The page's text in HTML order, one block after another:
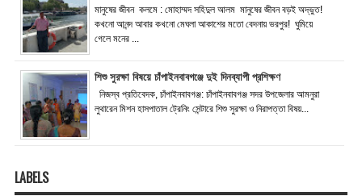
মানুষের জীবন কলমে : মোহাম্মদ সহিদুল আলম মানুষের জীবন বড়ই অদ্ভুত!
কখনো আনন্দ আবার কখনো মেঘলা আকাশের মতো বেদনায় ভরপুর! ঘুমিয়ে
গেলে মনের ...
শিশু সুরক্ষা বিষয়ে চাঁপাইনবাবগঞ্জে দুই দিনব্যাপী প্রশিক্ষণ
নিজস্ব প্রতিবেদক, চাঁপাইনবাবগঞ্জ: চাঁপাইনবাবগঞ্জ সদর উপজেলার আমনুরা
লুথারেন মিশন হাসপাতাল ট্রেনিং সেন্টারে শিশু সুরক্ষা ও নিরাপত্তা বিষয়...
LABELS